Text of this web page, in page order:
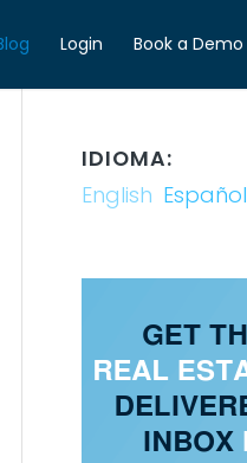
Login Book a Demo
IDIOMA:
English Español